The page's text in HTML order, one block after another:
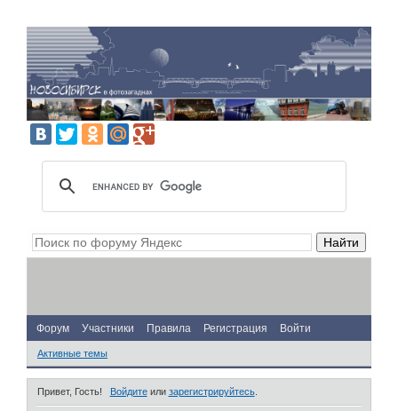
Форум Участники Правила Регистрация Войти
Активные темы
Привет, Гость! Войдитеили зарегистрируйтесь.